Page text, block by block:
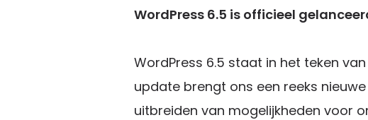
WordPress 6.5 is officieel
WordPress 6.5 staat in het teken
update brengt ons een reeks
uitbreiden van mogelijkheden voor